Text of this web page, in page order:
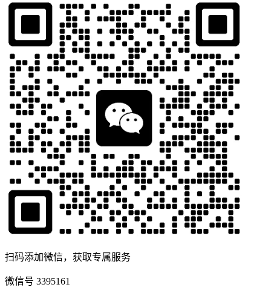
扫码添加微信，获取专属服务
微信号 3395161